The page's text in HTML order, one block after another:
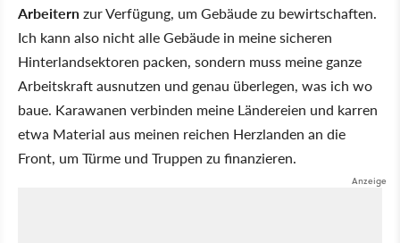
Arbeiternzur Verfügung, um Gebäude zu bewirtschaften.
Ich kann also nicht alle Gebäude in meine sicheren
Hinterlandsektoren packen, sondern muss meine ganze
Arbeitskraft ausnutzen und genau überlegen, was ich wo
baue. Karawanen verbinden meine Ländereien und karren
etwa Material aus meinen reichen Herzlanden an die
Front, um Türme und Truppen zu finanzieren.